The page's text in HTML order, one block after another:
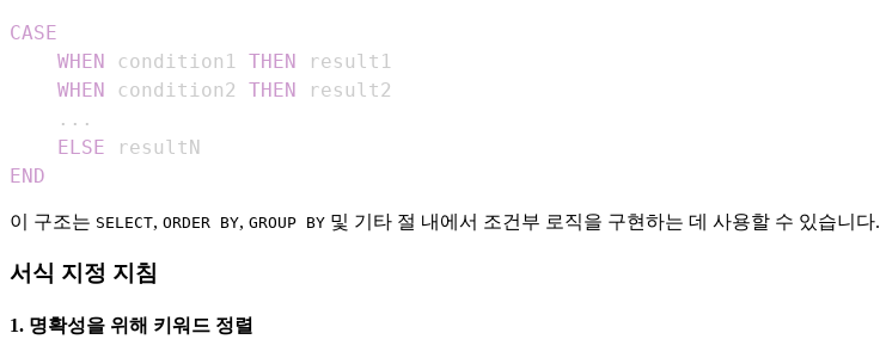
CASE
WHEN
condition1 THEN
WHEN
condition2 THEN
. . .
ELSE
END
이 구조는 SELECT, ORDER BY, GROUP BY 및 기타 절 내에서 조건부 로직을 구현하는 데 사용할 수 있습니다.
서식 지정 지침
1. 명확성을 위해 키워드 정렬